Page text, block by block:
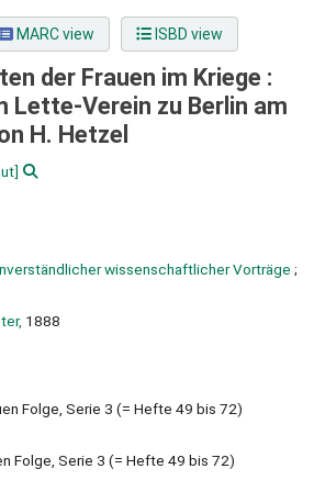
MARC view ISBD view
der Frauen im Kriege :
Lette-Verein zu Berlin am
H. Hetzel
wissenschaftlicher Vorträge ;
1888
Folge, Serie 3 (= Hefte 49 bis 72)
Folge, Serie 3 (= Hefte 49 bis 72)